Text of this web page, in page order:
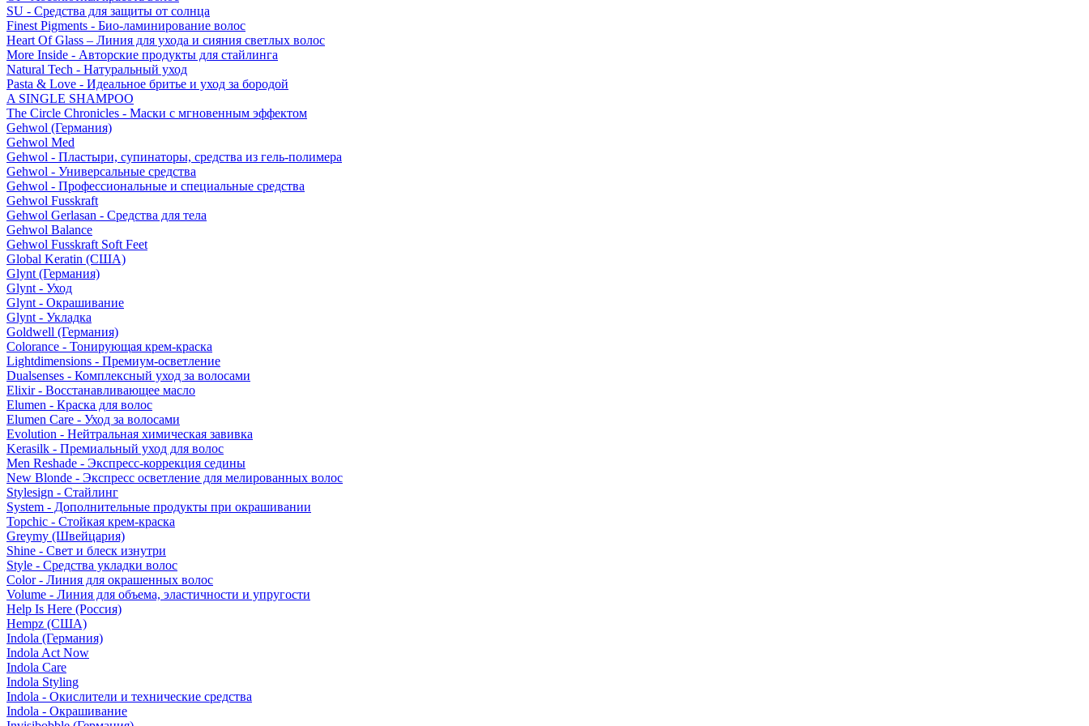
SU - Средства для защиты от солнца
Finest Pigments - Био-ламинирование волос
Heart Of Glass – Линия для ухода и сияния светлых волос
More Inside - Авторские продукты для стайлинга
Natural Tech - Натуральный уход
Pasta & Love - Идеальное бритье и уход за бородой
A SINGLE SHAMPOO
The Circle Chronicles - Маски с мгновенным эффектом
Gehwol (Германия)
Gehwol Med
Gehwol - Пластыри, супинаторы, средства из гель-полимера
Gehwol - Универсальные средства
Gehwol - Профессиональные и специальные средства
Gehwol Fusskraft
Gehwol Gerlasan - Средства для тела
Gehwol Balance
Gehwol Fusskraft Soft Feet
Global Keratin (США)
Glynt (Германия)
Glynt - Уход
Glynt - Окрашивание
Glynt - Укладка
Goldwell (Германия)
Colorance - Тонирующая крем-краска
Lightdimensions - Премиум-осветление
Dualsenses - Комплексный уход за волосами
Elixir - Восстанавливающее масло
Elumen - Краска для волос
Elumen Care - Уход за волосами
Evolution - Нейтральная химическая завивка
Kerasilk - Премиальный уход для волос
Men Reshade - Экспресс-коррекция седины
New Blonde - Экспресс осветление для мелированных волос
Stylesign - Стайлинг
System - Дополнительные продукты при окрашивании
Topchic - Стойкая крем-краска
Greymy (Швейцария)
Shine - Свет и блеск изнутри
Style - Средства укладки волос
Color - Линия для окрашенных волос
Volume - Линия для объема, эластичности и упругости
Help Is Here (Россия)
Hempz (США)
Indola (Германия)
Indola Act Now
Indola Care
Indola Styling
Indola - Окислители и технические средства
Indola - Окрашивание